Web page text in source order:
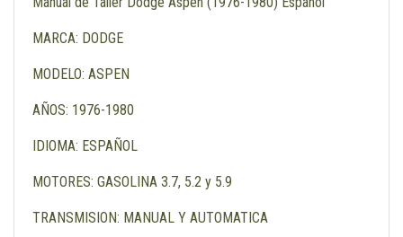
MARCA: DODGE
MODELO: ASPEN
AÑOS: 1976-1980
IDIOMA: ESPAÑOL
MOTORES: GASOLINA 3.7, 5.2 y 5.9
TRANSMISION: MANUAL Y AUTOMATICA